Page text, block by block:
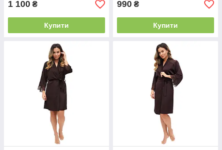
1 100 ₴
Купити
990 ₴
Купити